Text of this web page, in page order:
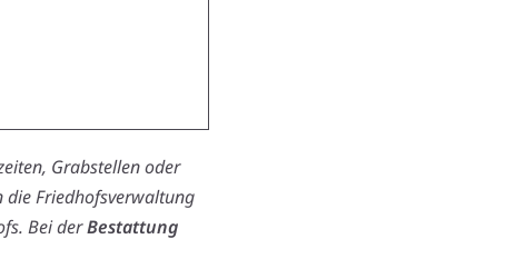
Grabstellen oder
die Friedhofsverwaltung
Bei derBestattung